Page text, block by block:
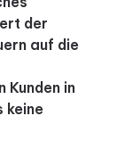
der
auf die
Kunden in
keine